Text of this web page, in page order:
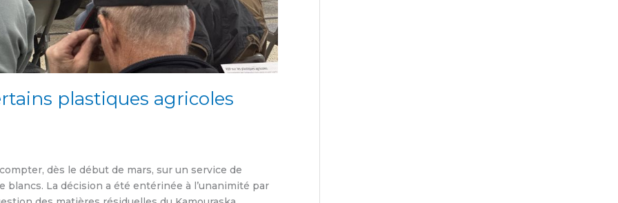
plastiques agricoles
dès le début de mars, sur un service de
La décision a été entérinée à l’unanimité par